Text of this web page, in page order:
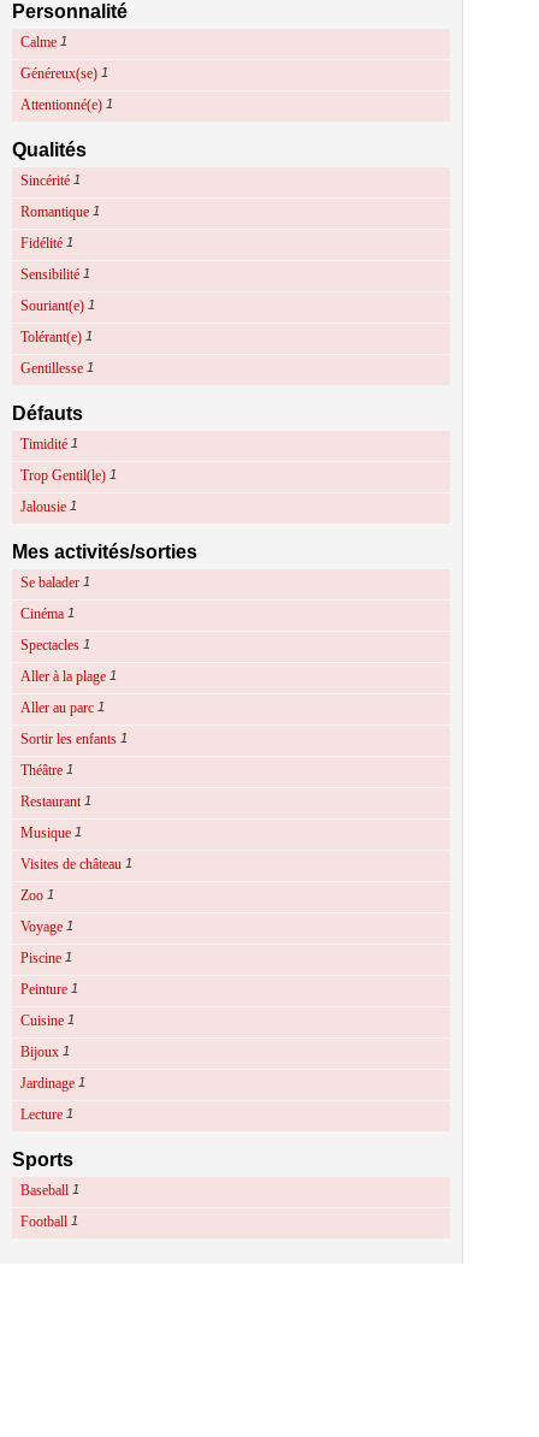
Personnalité
Calme 1
Généreux(se) 1
Attentionné(e) 1
Qualités
Sincérité 1
Romantique 1
Fidélité 1
Sensibilité 1
Souriant(e) 1
Tolérant(e) 1
Gentillesse 1
Défauts
Timidité 1
Trop Gentil(le) 1
Jalousie 1
Mes activités/sorties
Se balader 1
Cinéma 1
Spectacles 1
Aller à la plage 1
Aller au parc 1
Sortir les enfants 1
Théâtre 1
Restaurant 1
Musique 1
Visites de château 1
Zoo 1
Voyage 1
Piscine 1
Peinture 1
Cuisine 1
Bijoux 1
Jardinage 1
Lecture 1
Sports
Baseball 1
Football 1